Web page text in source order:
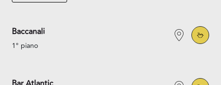
Baccanali
1° piano